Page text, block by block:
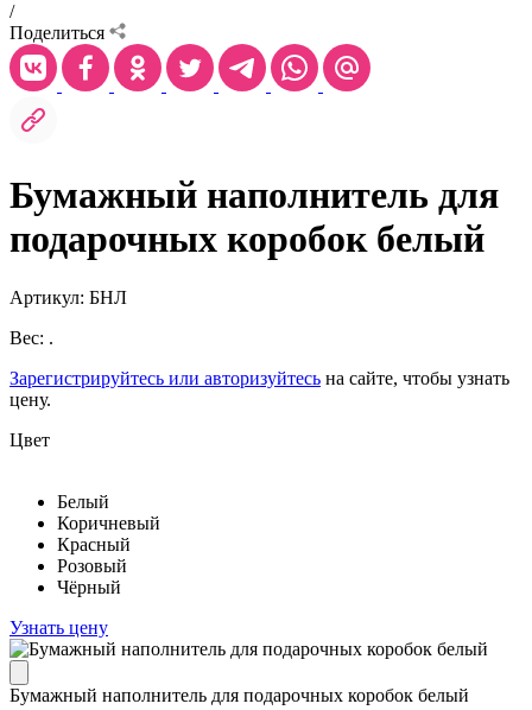
/
Поделиться
Бумажный наполнитель для
подарочных коробок белый
Артикул: БНЛ
Вес: .
Зарегистрируйтесь или авторизуйтесь на сайте, чтобы узнать
цену.
Цвет
Белый
Коричневый
Красный
Розовый
Чёрный
Узнать цену
Бумажный наполнитель для подарочных коробок белый